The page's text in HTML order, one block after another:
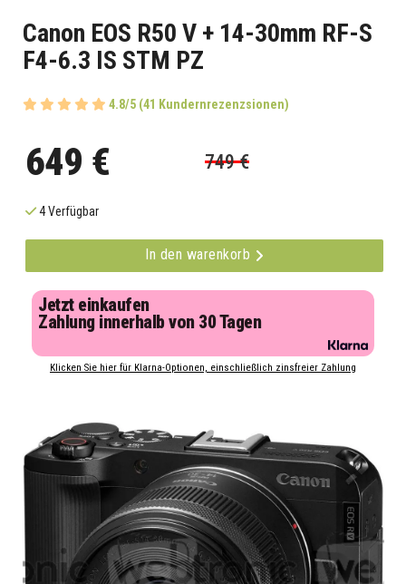
Canon EOS R50 V + 14-30mm RF-S
F4-6.3 IS STM PZ
4.8/5 (41 Kundernrezenzsionen)
649 € 749 €
4 Verfügbar
In den warenkorb
Jetzt einkaufen
Zahlung innerhalb von 30 Tagen
Klicken Sie hier für Klarna-Optionen, einschließlich zinsfreier Zahlung